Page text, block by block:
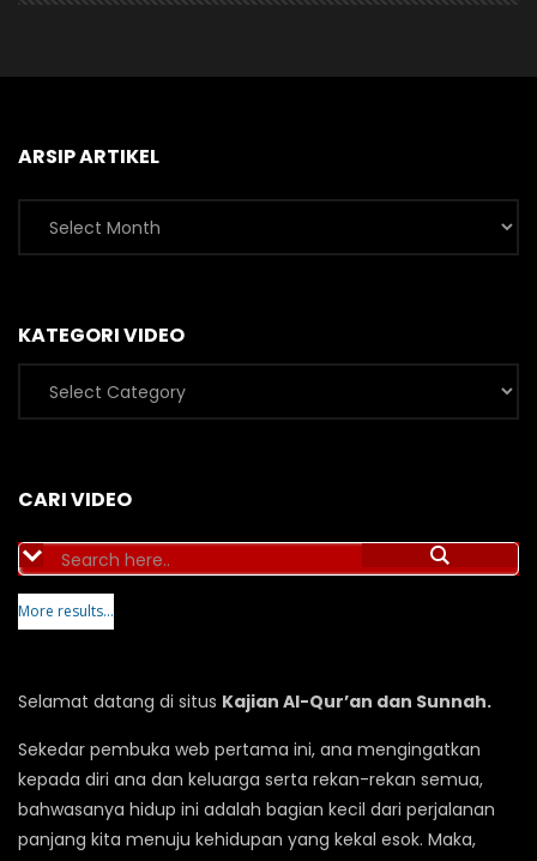
ARSIP ARTIKEL
Arsip
Artikel
KATEGORI VIDEO
Kategori
Video
CARI VIDEO
More results...
Selamat datang di situs Kajian Al-Qur’an dan Sunnah.
Sekedar pembuka web pertama ini, ana mengingatkan
kepada diri ana dan keluarga serta rekan-rekan semua,
bahwasanya hidup ini adalah bagian kecil dari perjalanan
panjang kita menuju kehidupan yang kekal esok. Maka,